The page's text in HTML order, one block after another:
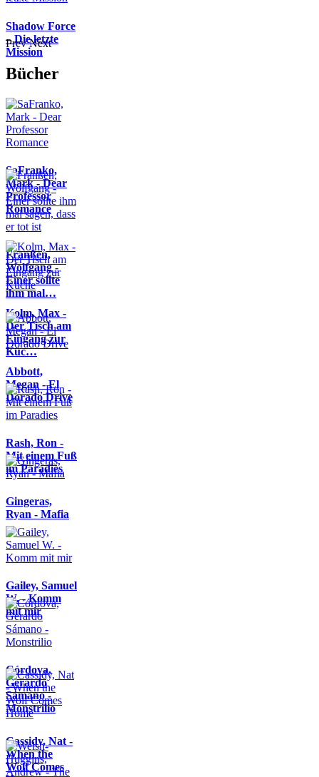
Shadow Force
– Die letzte
Mission
Prev Next
Bücher
SaFranko,
Mark - Dear
Professor
Romance
Franßen,
Wolfgang -
Einer sollte
ihm mal…
Kolm, Max -
Der Tisch am
Eingang zur
Küc…
Abbott,
Megan - El
Dorado Drive
Rash, Ron -
Mit einem Fuß
im Paradies
Gingeras,
Ryan - Mafia
Gailey, Samuel
W. - Komm
mit mir
Córdova,
Gerardo
Sámano -
Monstrilio
Cassidy, Nat -
When the
Wolf Comes